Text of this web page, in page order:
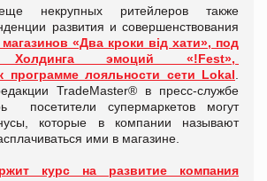
некрупных ритейлеров также
развития и совершенствования
«Два кроки від хати», под
Холдинга эмоций «!Fest»,
программе лояльности сети Lokal
TradeMaster® в пресс-службе
посетители супермаркетов могут
которые в компании называют
ими в магазине.
курс на развитие
компания